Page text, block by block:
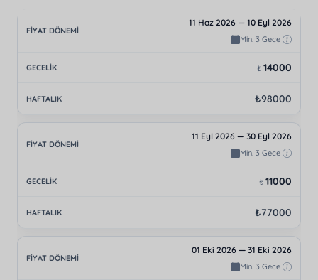
11 Haz 2026 — 10 Eyl 2026
Min. 3 Gece
₺ 14000
₺98000
11 Eyl 2026 — 30 Eyl 2026
Min. 3 Gece
₺ 11000
₺77000
01 Eki 2026 — 31 Eki 2026
Min. 3 Gece